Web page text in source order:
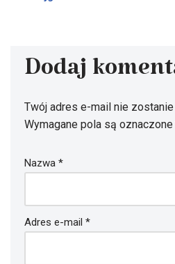
Dodaj
Twój adres e-mail nie
Wymagane pola są oznaczone
Nazwa *
Adres e-mail *